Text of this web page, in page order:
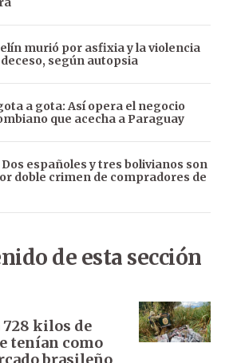
murió por asfixia y la violencia
según autopsia
a gota: Así opera el negocio
que acecha a Paraguay
españoles y tres bolivianos son
doble crimen de compradores de
de esta sección
728 kilos de
tenían como